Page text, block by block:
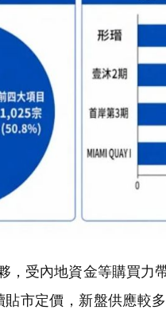
受內地資金等購買力
市定價，新盤供應較